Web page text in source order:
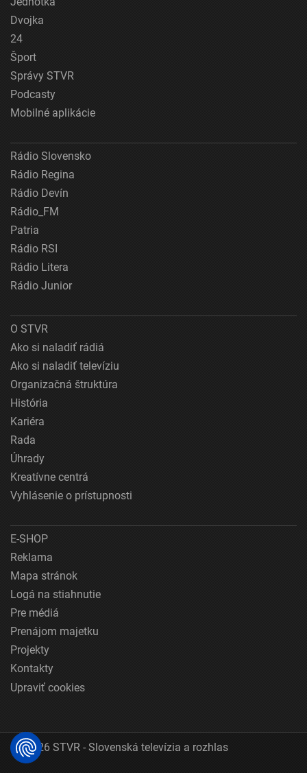
Dvojka
24
Šport
Správy STVR
Podcasty
Mobilné aplikácie
Rádio Slovensko
Rádio Regina
Rádio Devín
Rádio_FM
Patria
Rádio RSI
Rádio Litera
Rádio Junior
O STVR
Ako si naladiť rádiá
Ako si naladiť televíziu
Organizačná štruktúra
História
Kariéra
Rada
Úhrady
Kreatívne centrá
Vyhlásenie o prístupnosti
E-SHOP
Reklama
Mapa stránok
Logá na stiahnutie
Pre médiá
Prenájom majetku
Projekty
Kontakty
Upraviť cookies
© 2026 STVR - Slovenská televízia a rozhlas